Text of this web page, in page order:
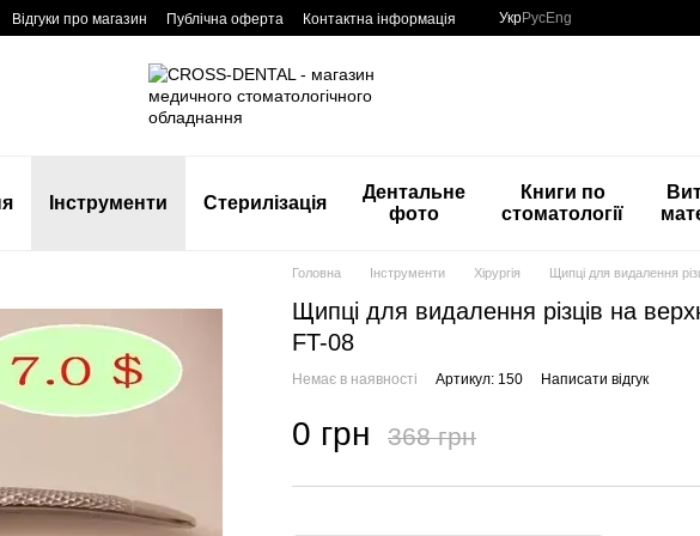
Відгуки про магазин Публічна оферта Контактна інформація УкрРусEng
Інструменти Стерилізація
Дентальне
фото
Книги по
стоматології
Головна Інструменти Хірургія Щипці для видалення
Щипці для видалення різців на
FT-08
Немає в наявності Артикул: 150 Написати відгук
0 грн 368 грн